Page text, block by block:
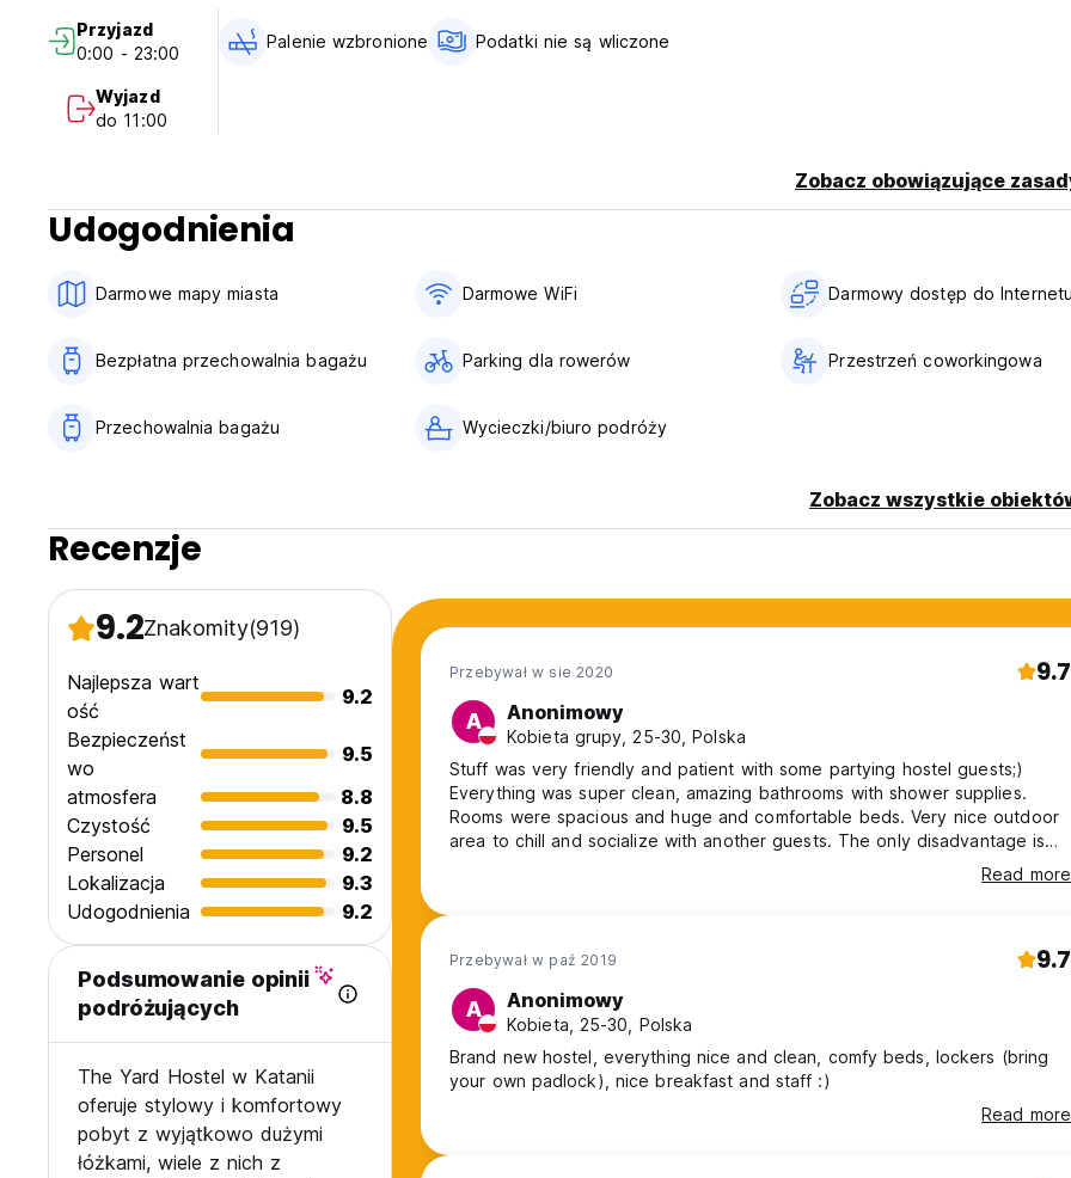
Przyjazd
0:00 - 23:00
Wyjazd
do 11:00
Palenie wzbronione Podatki nie są wliczone
Zobacz obowiązujące
Udogodnienia
Darmowe mapy miasta Darmowe WiFi Darmowy dostęp do
Bezpłatna przechowalnia bagażu Parking dla rowerów Przestrzeń coworkingowa
Przechowalnia bagażu Wycieczki/biuro podróży
Zobacz wszystkie
Recenzje
9.2Znakomity(919)
Najlepsza wart
ość
9.2
Bezpieczeńst
wo
9.5
atmosfera
8.8
Czystość
9.5
Personel
9.2
Lokalizacja
9.3
Udogodnienia
9.2
Podsumowanie opinii
podróżujących
The Yard Hostel w Katanii
oferuje stylowy i komfortowy
pobyt z wyjątkowo dużymi
łóżkami, wiele z nich z
Przebywał w sie 2020 9.7
A Anonimowy
Kobieta grupy, 25-30, Polska
Stuff was very friendly and patient with some partying hostel guests;)
Everything was super clean, amazing bathrooms with shower supplies.
Rooms were spacious and huge and comfortable beds. Very nice outdoor
area to chill and socialize with another guests. The only disadvantage is
that you can't drink your own alcohol and the bar a bit pricey. OverallRead more
Przebywał w paź 2019 9.7
A Anonimowy
Kobieta, 25-30, Polska
Brand new hostel, everything nice and clean, comfy beds, lockers (bring
your own padlock), nice breakfast and staff :)
Read more